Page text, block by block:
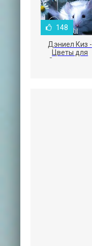
148
Дэниел Киз -
Цветы для
Элджернона